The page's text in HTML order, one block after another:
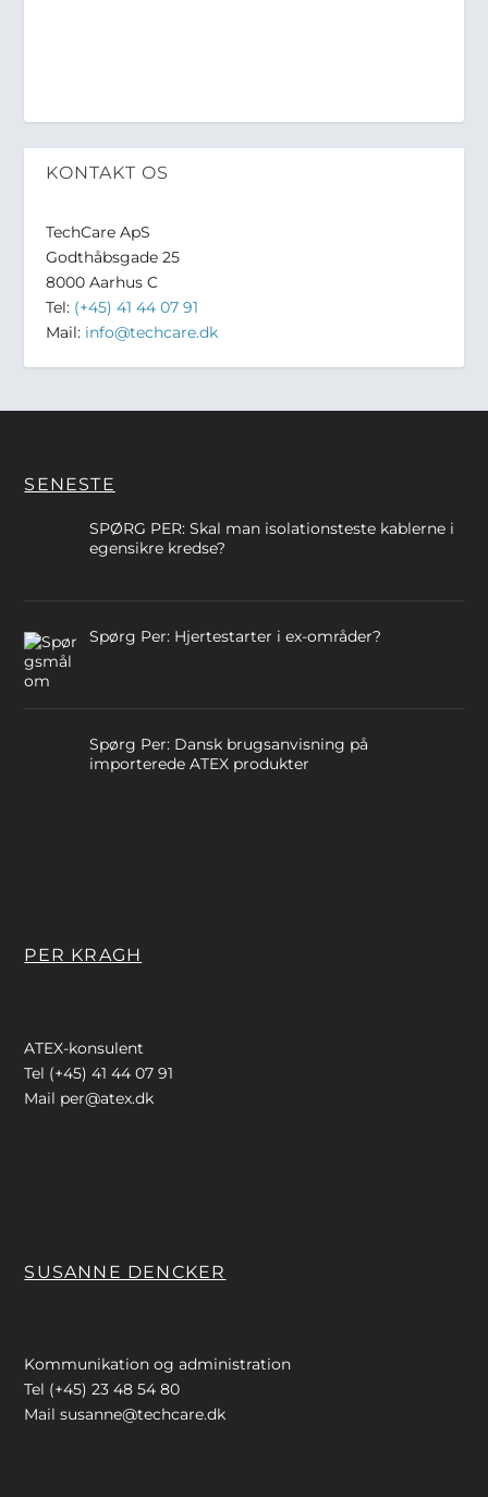
KONTAKT OS
TechCare ApS
Godthåbsgade 25
8000 Aarhus C
Tel: (+45) 41 44 07 91
Mail: info@techcare.dk
SENESTE
SPØRG PER: Skal man isolationsteste kablerne i
egensikre kredse?
Spørg Per: Hjertestarter i ex-områder?
Spørg Per: Dansk brugsanvisning på
importerede ATEX produkter
PER KRAGH
ATEX-konsulent
Tel (+45) 41 44 07 91
Mail per@atex.dk
SUSANNE DENCKER
Kommunikation og administration
Tel (+45) 23 48 54 80
Mailsusanne@techcare.dk